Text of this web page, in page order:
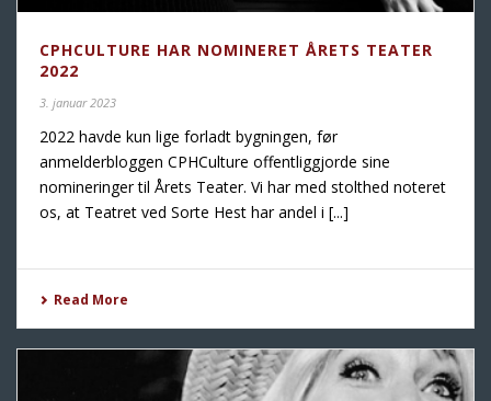
CPHCULTURE HAR NOMINERET ÅRETS TEATER
2022
3. januar 2023
2022 havde kun lige forladt bygningen, før
anmelderbloggen CPHCulture offentliggjorde sine
nomineringer til Årets Teater. Vi har med stolthed noteret
os, at Teatret ved Sorte Hest har andel i [...]
Read More